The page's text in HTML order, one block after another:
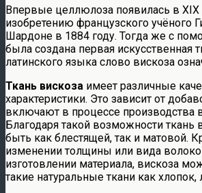
Впервые целлюлоза появилась в XIX
изобретению французского учёного
Шардоне в 1884 году. Тогда же с
была создана первая искусственная
латинского языка слово вискоза
Ткань вискоза имеет различные
характеристики. Это зависит от
включают в процессе производства
Благодаря такой возможности ткань
быть как блестящей, так и матовой.
изменении толщины или вида
изготовлении материала, вискоза
такие натуральные ткани как